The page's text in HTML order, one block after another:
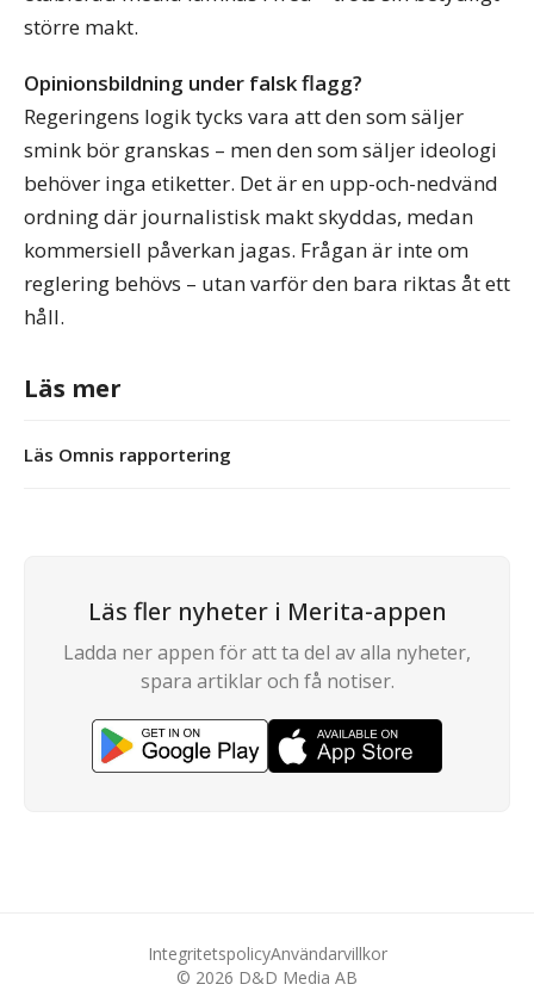
större makt.
Opinionsbildning under falsk flagg?
Regeringens logik tycks vara att den som säljer
smink bör granskas – men den som säljer ideologi
behöver inga etiketter. Det är en upp-och-nedvänd
ordning där journalistisk makt skyddas, medan
kommersiell påverkan jagas. Frågan är inte om
reglering behövs – utan varför den bara riktas åt ett
håll.
Läs mer
Läs Omnis rapportering
Läs fler nyheter i Merita-appen
Ladda ner appen för att ta del av alla nyheter,
spara artiklar och få notiser.
IntegritetspolicyAnvändarvillkor
© 2026 D&D Media AB